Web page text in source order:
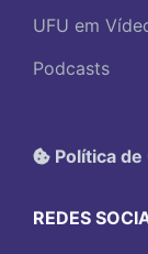
UFU em
Podcasts
Política
REDES